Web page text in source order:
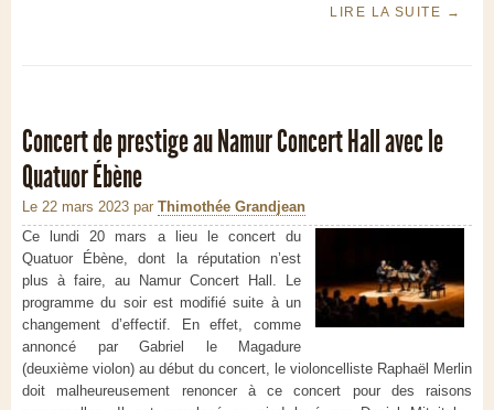
LIRE LA SUITE →
Concert de prestige au Namur Concert Hall avec le
Quatuor Ébène
Le 22 mars 2023 par Thimothée Grandjean
Ce lundi 20 mars a lieu le concert du
Quatuor Ébène, dont la réputation n’est
plus à faire, au Namur Concert Hall. Le
programme du soir est modifié suite à un
changement d’effectif. En effet, comme
annoncé par Gabriel le Magadure
(deuxième violon) au début du concert, le violoncelliste Raphaël Merlin
doit malheureusement renoncer à ce concert pour des raisons